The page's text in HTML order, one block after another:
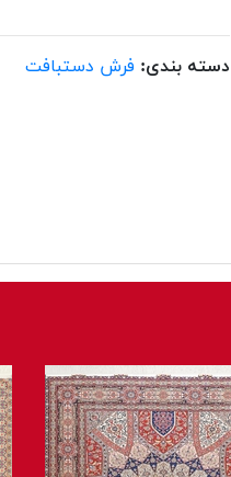
دسته بندی: فرش دستبافت